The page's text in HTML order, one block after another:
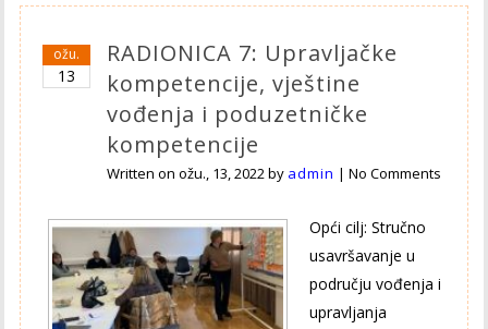
ožu.
13
RADIONICA 7: Upravljačke
kompetencije, vještine
vođenja i poduzetničke
kompetencije
Written onožu., 13, 2022by admin |No Comments
Opći cilj: Stručno
usavršavanje u
području vođenja i
upravljanja